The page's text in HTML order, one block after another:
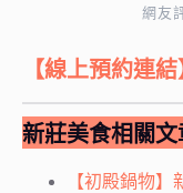
網友
【線上預約連結
新莊美食相關文
【初殿鍋物】